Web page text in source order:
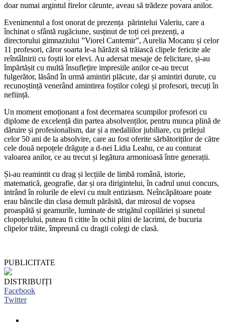
doar numai argintul firelor cărunte, aveau să trădeze povara anilor.
Evenimentul a fost onorat de prezența părintelui Valeriu, care a
închinat o sfântă rugăciune, susținut de toți cei prezenți, a
directorului gimnaziului ”Viorel Cantemir”, Aurelia Mocanu și celor
11 profesori, căror soarta le-a hărăzit să trăiască clipele fericite ale
reîntâlnirii cu foștii lor elevi. Au adersat mesaje de felicitare, și-au
împărtășit cu multă însuflețire impresiile anilor ce-au trecut
fulgerător, lăsând în urmă amintiri plăcute, dar și amintiri durute, cu
recunoștință venerând amintirea foștilor colegi și profesori, trecuți în
neființă.
Un moment emoționant a fost decernarea scumpilor profesori cu
diplome de excelență din partea absolvenților, pentru munca plină de
dăruire și profesionalism, dar și a medaliilor jubiliare, cu prilejul
celor 50 ani de la absolvire, care au fost oferite sărbătoriților de către
cele două nepoțele drăguțe a d-nei Lidia Leahu, ce au conturat
valoarea anilor, ce au trecut și legătura armonioasă între generații.
Și-au reamintit cu drag și lecțiile de limbă română, istorie,
matematică, geografie, dar și ora dirigintelui, în cadrul unui concurs,
intrând în rolurile de elevi cu mult entiziasm. Neîncăpătoare poate
erau băncile din clasa demult părăsită, dar mirosul de vopsea
proaspătă și geamurile, luminate de strigătul copilăriei și sunetul
clopoțelului, puteau fi citite în ochii plini de lacrimi, de bucuria
clipelor trăite, împreună cu dragii colegi de clasă.
PUBLICITATE
DISTRIBUIȚI
Facebook
Twitter